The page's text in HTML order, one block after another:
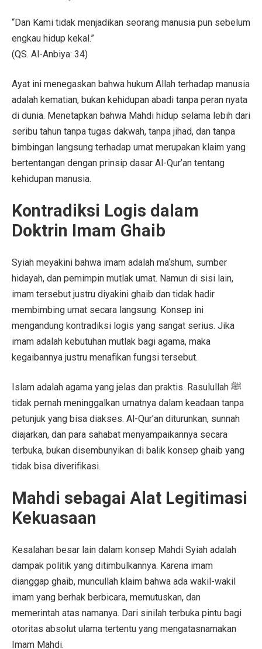
“Dan Kami tidak menjadikan seorang manusia pun sebelum
engkau hidup kekal.”
(QS. Al-Anbiya: 34)
Ayat ini menegaskan bahwa hukum Allah terhadap manusia
adalah kematian, bukan kehidupan abadi tanpa peran nyata
di dunia. Menetapkan bahwa Mahdi hidup selama lebih dari
seribu tahun tanpa tugas dakwah, tanpa jihad, dan tanpa
bimbingan langsung terhadap umat merupakan klaim yang
bertentangan dengan prinsip dasar Al-Qur’an tentang
kehidupan manusia.
Kontradiksi Logis dalam
Doktrin Imam Ghaib
Syiah meyakini bahwa imam adalah ma‘shum, sumber
hidayah, dan pemimpin mutlak umat. Namun di sisi lain,
imam tersebut justru diyakini ghaib dan tidak hadir
membimbing umat secara langsung. Konsep ini
mengandung kontradiksi logis yang sangat serius. Jika
imam adalah kebutuhan mutlak bagi agama, maka
kegaibannya justru menafikan fungsi tersebut.
Islam adalah agama yang jelas dan praktis. Rasulullah ﷺ
tidak pernah meninggalkan umatnya dalam keadaan tanpa
petunjuk yang bisa diakses. Al-Qur’an diturunkan, sunnah
diajarkan, dan para sahabat menyampaikannya secara
terbuka, bukan disembunyikan di balik konsep ghaib yang
tidak bisa diverifikasi.
Mahdi sebagai Alat Legitimasi
Kekuasaan
Kesalahan besar lain dalam konsep Mahdi Syiah adalah
dampak politik yang ditimbulkannya. Karena imam
dianggap ghaib, muncullah klaim bahwa ada wakil-wakil
imam yang berhak berbicara, memutuskan, dan
memerintah atas namanya. Dari sinilah terbuka pintu bagi
otoritas absolut ulama tertentu yang mengatasnamakan
Imam Mahdi.